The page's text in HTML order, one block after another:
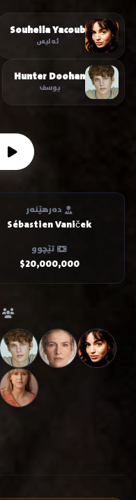
Souheila Yacoub
ئەلیس
Hunter Doohan
یوسف
دەرهێنەر
Sébastien Vaniček
تێچوو
$20,000,000